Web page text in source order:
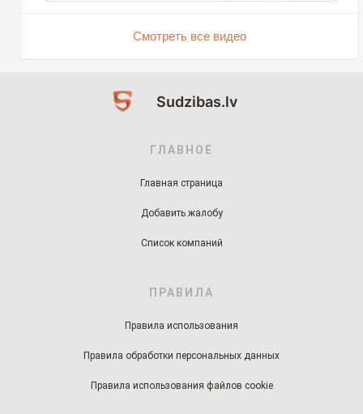
Смотреть все видео
Sudzibas.lv
ГЛАВНОЕ
Главная страница
Добавить жалобу
Список компаний
ПРАВИЛА
Правила использования
Правила обработки персональных данных
Правила использования файлов cookie